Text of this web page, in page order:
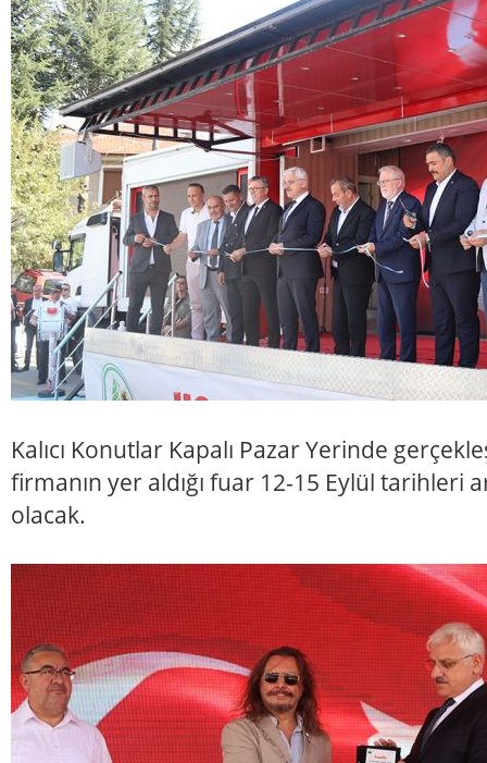
Kalıcı Konutlar Kapalı Pazar Yerinde
firmanın yer aldığı fuar 12-15 Eylül tarihleri
olacak.